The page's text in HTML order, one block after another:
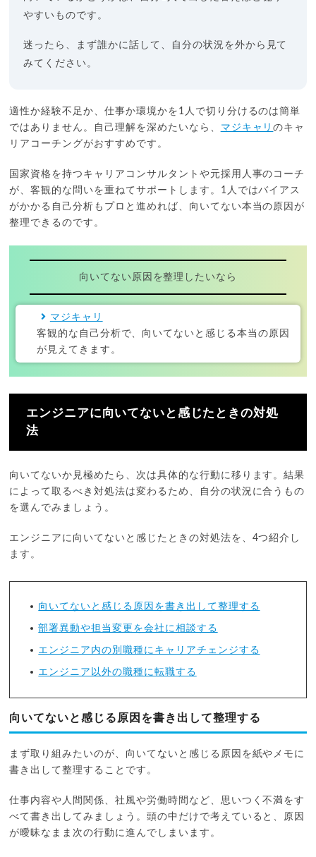
やすいものです。
迷ったら、まず誰かに話して、自分の状況を外から見て
みてください。
適性か経験不足か、仕事か環境かを1人で切り分けるのは簡単
ではありません。自己理解を深めたいなら、 マジキャリのキャ
リアコーチングがおすすめです。
国家資格を持つキャリアコンサルタントや元採用人事のコーチ
が、客観的な問いを重ねてサポートします。1人ではバイアス
がかかる自己分析もプロと進めれば、向いてない本当の原因が
整理できるのです。
向いてない原因を整理したいなら
マジキャリ
客観的な自己分析で、向いてないと感じる本当の原因
が見えてきます。
エンジニアに向いてないと感じたときの対処
法
向いてないか見極めたら、次は具体的な行動に移ります。結果
によって取るべき対処法は変わるため、自分の状況に合うもの
を選んでみましょう。
エンジニアに向いてないと感じたときの対処法を、4つ紹介し
ます。
向いてないと感じる原因を書き出して整理する
部署異動や担当変更を会社に相談する
エンジニア内の別職種にキャリアチェンジする
エンジニア以外の職種に転職する
向いてないと感じる原因を書き出して整理する
まず取り組みたいのが、向いてないと感じる原因を紙やメモに
書き出して整理することです。
仕事内容や人間関係、社風や労働時間など、思いつく不満をす
べて書き出してみましょう。頭の中だけで考えていると、原因
が曖昧なまま次の行動に進んでしまいます。